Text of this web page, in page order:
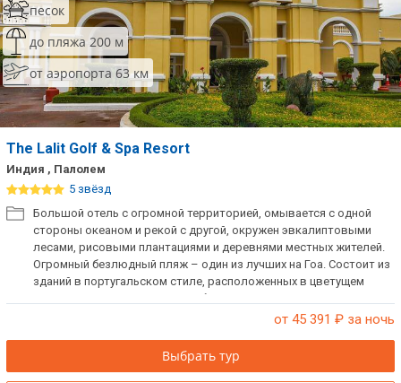
песок
до пляжа 200 м
от аэропорта 63 км
The Lalit Golf & Spa Resort
Индия , Палолем
5 звёзд
Большой отель с огромной территорией, омывается с одной
стороны океаном и рекой с другой, окружен эвкалиптовыми
лесами, рисовыми плантациями и деревнями местных жителей.
Огромный безлюдный пляж – один из лучших на Гоа. Состоит из
зданий в португальском стиле, расположенных в цветущем
парке. Номера отеля – самые большие на Гоа. В отеле есть
виллы. Находится на крайнем Юге штата, в отдалении от
от 45 391 ₽ за ночь
Выбрать тур